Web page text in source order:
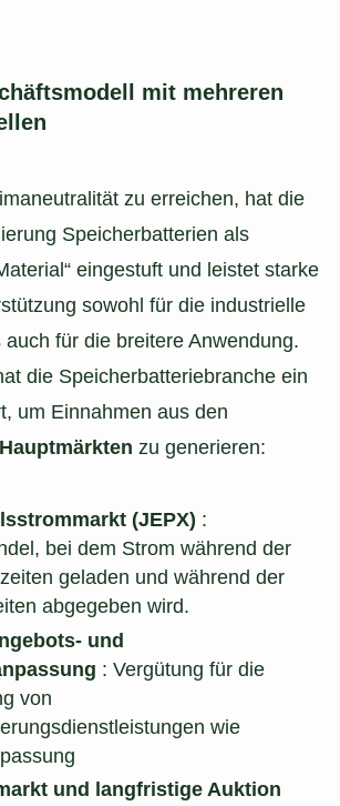
mit mehreren
zu erreichen, hat die
Speicherbatterien als
eingestuft und leistet starke
sowohl für die industrielle
für die breitere Anwendung.
die Speicherbatteriebranche ein
um Einnahmen aus den
zu generieren:
(JEPX) :
bei dem Strom während der
geladen und während der
abgegeben wird.
und
: Vergütung für die
von
wie
und langfristige Auktion